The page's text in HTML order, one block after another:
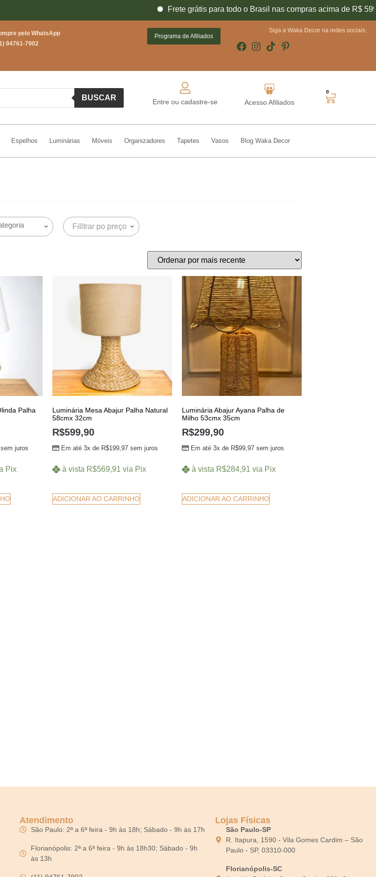
Frete grátis para todo o Brasil nas compras acima de R$ 599,90
pelo WhatsApp
94761-7902
Conheça o nosso
Programa de Afiliados
Siga a Waka Decor na redes sociais:
BUSCAR Entre ou cadastre-se Acesso Afiliados
0
Espelhos Luminárias Móveis Organizadores Tapetes Vasos Blog Waka Decor
Filltrar po preço
Palha
sem juros
Pix
Luminária Mesa Abajur Palha Natural
58cmx 32cm
R$599,90
Em até 3x de R$199,97 sem juros
à vista R$569,91 via Pix
ADICIONAR AO CARRINHO
Luminária Abajur Ayana Palha de
Milho 53cmx 35cm
R$299,90
Em até 3x de R$99,97sem juros
à vista R$284,91 via Pix
ADICIONAR AO CARRINHO
Atendimento
São Paulo: 2ª a 6ª feira - 9h às 18h; Sábado - 9h às 17h
Florianópolis: 2ª a 6ª feira - 9h às 18h30; Sábado - 9h
às 13h
Lojas Físicas
São Paulo-SP
R. Itapura, 1590 - Vila Gomes Cardim – São
Paulo - SP, 03310-000
Florianópolis-SC